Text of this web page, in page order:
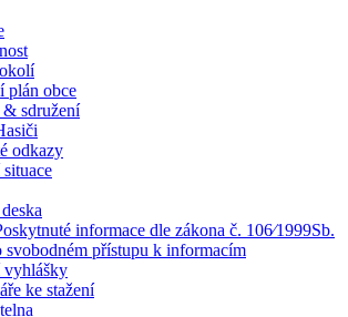
plán obce
sdružení
odkazy
informace dle zákona č. 106⁄1999Sb.
svobodném přístupu k informacím
vyhlášky
ke stažení